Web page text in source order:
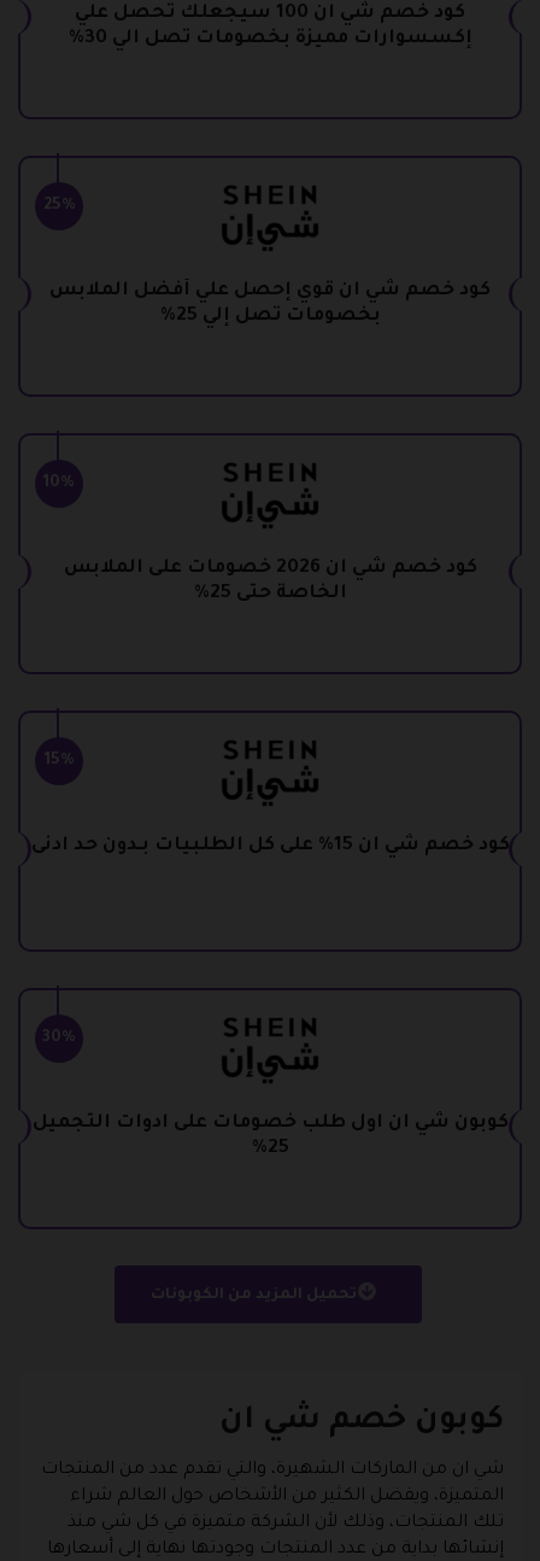
كود خصم شي ان 100 سيجعلك تحصل علي
إكسسوارات مميزة بخصومات تصل الي 30%
25%
كود خصم شي ان قوي إحصل علي أفضل الملابس
بخصومات تصل إلي 25%
10%
كود خصم شي ان 2026 خصومات على الملابس
الخاصة حتى 25%
15%
كود خصم شي ان 15% على كل الطلبيات بـدون حد ادنى
30%
كوبون شي ان اول طلب خصومات على ادوات التجميل
25%
كوبون خصم شي ان
شي ان من الماركات الشهيرة، والتي تقدم عدد من المنتجات
المتميزة، ويفضل الكثير من الأشخاص حول العالم شراء
تلك المنتجات، وذلك لأن الشركة متميزة في كل شي منذ
إنشائها بداية من عدد المنتجات وجودتها نهاية إلى أسعارها